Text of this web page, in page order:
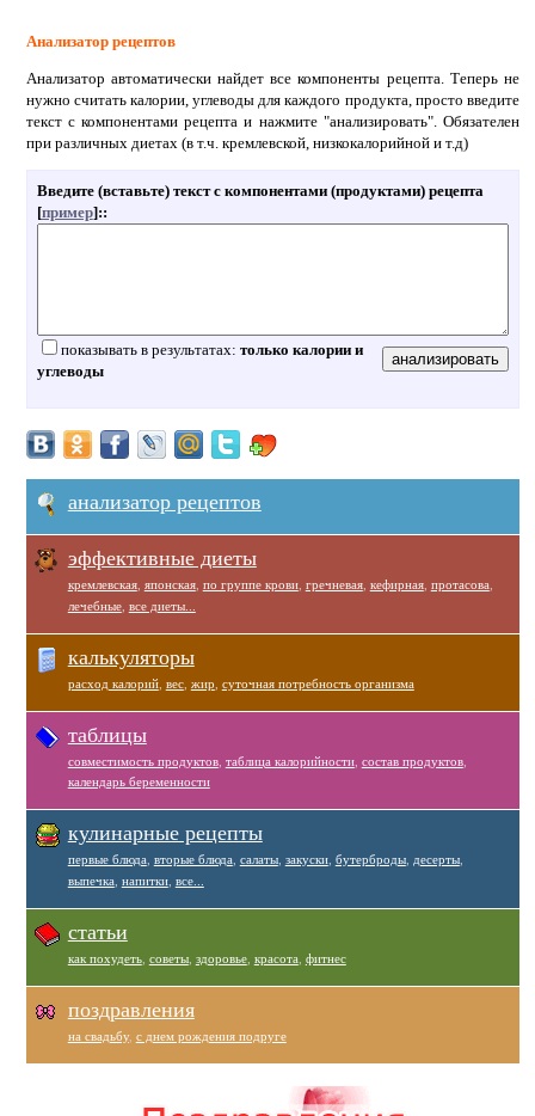
Анализатор рецептов
Анализатор автоматически найдет все компоненты рецепта. Теперь не
нужно считать калории, углеводы для каждого продукта, просто введите
текст с компонентами рецепта и нажмите "анализировать". Обязателен
при различных диетах (в т.ч. кремлевской, низкокалорийной и т.д)
Введите (вставьте) текст с компонентами (продуктами) рецепта
[пример]::
показывать в результатах: только калории и
углеводы
анализатор рецептов
эффективные диеты
кремлевская, японская, по группе крови, гречневая, кефирная, протасова
лечебные, все диеты...
калькуляторы
расход калорий, вес, жир суточная потребность организма
таблицы
совместимость продуктов, таблица калорийности, состав продуктов,
календарь беременности
кулинарные рецепты
первые блюда вторые блюда салаты, закуски, бутерброды, десерты,
выпечка напитки, все...
статьи
как похудеть, советы, здоровье, красота фитнес
поздравления
на свадьбу, с днем рождения подруге